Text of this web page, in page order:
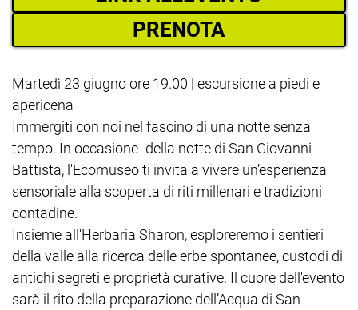
PRENOTA
Martedì 23 giugno ore 19.00 | escursione a piedi e
apericena
Immergiti con noi nel fascino di una notte senza
tempo. In occasione -della notte di San Giovanni
Battista, l'Ecomuseo ti invita a vivere un’esperienza
sensoriale alla scoperta di riti millenari e tradizioni
contadine.
Insieme all'Herbaria Sharon, esploreremo i sentieri
della valle alla ricerca delle erbe spontanee, custodi di
antichi segreti e proprietà curative. Il cuore dell'evento
sarà il rito della preparazione dell’Acqua di San